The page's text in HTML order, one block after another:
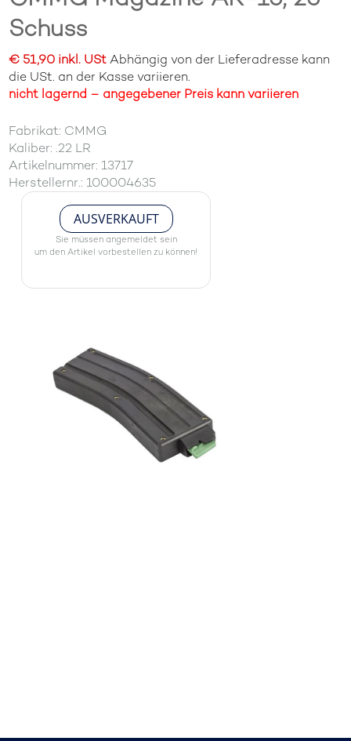
Schuss
€ 51,90 inkl. UStAbhängig von der Lieferadresse kann
die USt. an der Kasse variieren.
nicht lagernd – angegebener Preis kann variieren
Fabrikat: CMMG
Kaliber: .22 LR
Artikelnummer: 13717
Herstellernr.: 100004635
AUSVERKAUFT
Sie müssen angemeldet sein
um den Artikel vorbestellen zu können!